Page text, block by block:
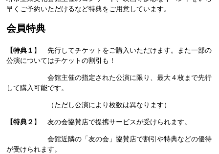
早くご予約いただけるなど特典をご用意しています。
会員特典
【特典１ 】 先行してチケットをご購入いただけます。また一部の
公演についてはチケットの割引も！
会館主催の指定された公演に限り、最大４枚まで先行
して購入可能です。
（ただし公演により枚数は異なります）
【特典２ 】 友の会協賛店で提携サービスが受けられます。
会館近隣の「友の会」協賛店で割引や特典などの優待
が受けられます。